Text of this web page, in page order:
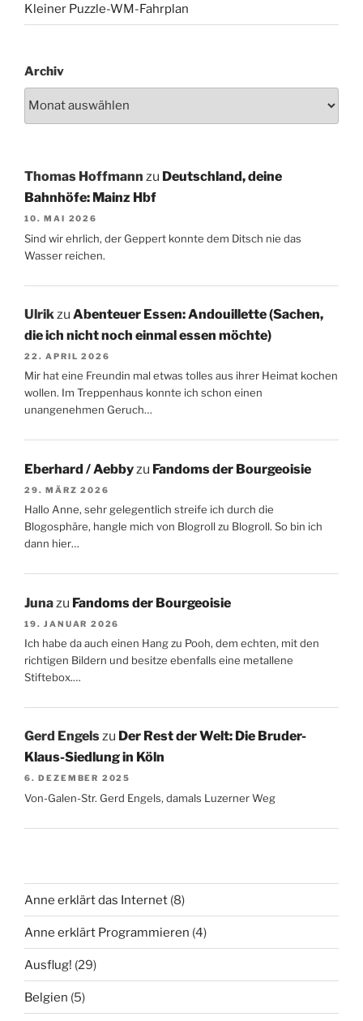
Kleiner Puzzle-WM-Fahrplan
Archiv
Thomas Hoffmann zu Deutschland, deine
Bahnhöfe: Mainz Hbf
10. MAI 2026
Sind wir ehrlich, der Geppert konnte dem Ditsch nie das
Wasser reichen.
Ulrikzu Abenteuer Essen: Andouillette (Sachen,
die ich nicht noch einmal essen möchte)
22. APRIL 2026
Mir hat eine Freundin mal etwas tolles aus ihrer Heimat kochen
wollen. Im Treppenhaus konnte ich schon einen
unangenehmen Geruch…
Eberhard / Aebby zu Fandoms der Bourgeoisie
29. MÄRZ 2026
Hallo Anne, sehr gelegentlich streife ich durch die
Blogosphäre, hangle mich von Blogroll zu Blogroll. So bin ich
dann hier…
Juna zu Fandoms der Bourgeoisie
19. JANUAR 2026
Ich habe da auch einen Hang zu Pooh, dem echten, mit den
richtigen Bildern und besitze ebenfalls eine metallene
Stiftebox.…
Gerd Engelszu Der Rest der Welt: Die Bruder-
Klaus-Siedlung in Köln
6. DEZEMBER 2025
Von-Galen-Str. Gerd Engels, damals Luzerner Weg
Anne erklärt das Internet (8)
Anne erklärt Programmieren (4)
Ausflug! (29)
Belgien (5)